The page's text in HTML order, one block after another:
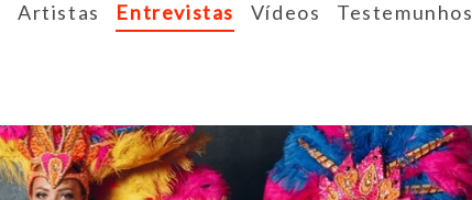
Artistas Entrevistas Vídeos Testemunhos